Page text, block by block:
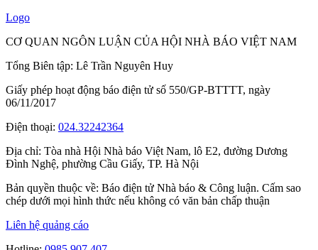
Logo
CƠ QUAN NGÔN LUẬN CỦA HỘI NHÀ BÁO VIỆT NAM
Tổng Biên tập: Lê Trần Nguyên Huy
Giấy phép hoạt động báo điện tử số 550/GP-BTTTT, ngày
06/11/2017
Điện thoại: 024.32242364
Địa chỉ: Tòa nhà Hội Nhà báo Việt Nam, lô E2, đường Dương
Đình Nghệ, phường Cầu Giấy, TP. Hà Nội
Bản quyền thuộc về: Báo điện tử Nhà báo & Công luận. Cấm sao
chép dưới mọi hình thức nếu không có văn bản chấp thuận
Liên hệ quảng cáo